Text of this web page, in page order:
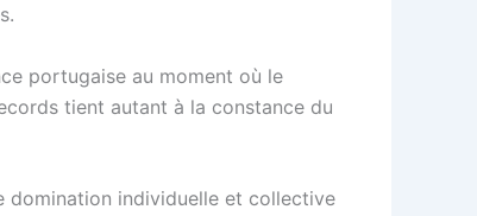
portugaise au moment où le
tient autant à la constance du
domination individuelle et collective